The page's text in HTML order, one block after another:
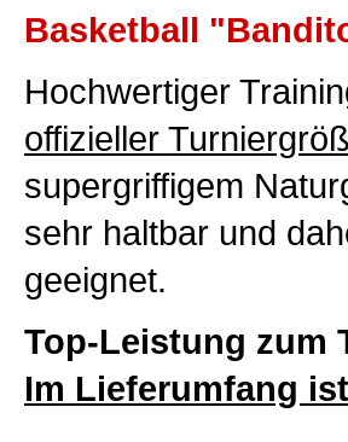
Basketball
Hochwertiger
offizieller
supergriffigem
sehr haltbar und
geeignet.
Top-Leistung zum
Im Lieferumfang